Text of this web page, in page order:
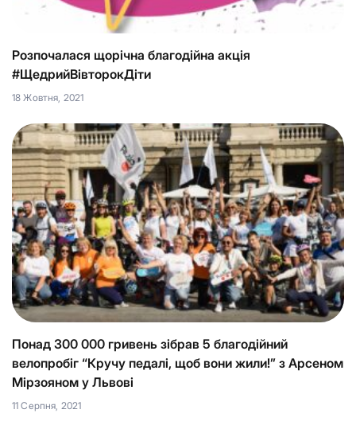
Розпочалася щорічна благодійна акція
#ЩедрийВівторокДіти
18 Жовтня, 2021
Понад 300 000 гривень зібрав 5 благодійний
велопробіг “Кручу педалі, щоб вони жили!” з Арсеном
Мірзояном у Львові
11 Серпня, 2021